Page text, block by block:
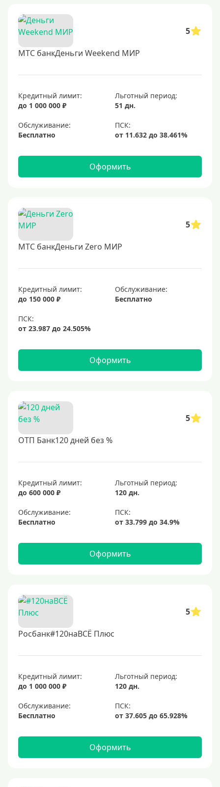
5
МТС банкДеньги Weekend МИР
Кредитный лимит:
до 1 000 000 ₽
Льготный период:
51 дн.
Обслуживание:
Бесплатно
Оформить
5
МТС банкДеньги Zero МИР
Кредитный лимит:
до 150 000 ₽
Обслуживание:
Бесплатно
Оформить
5
ОТП Банк120 дней без %
Кредитный лимит:
до 600 000 ₽
Льготный период:
120 дн.
Обслуживание:
Бесплатно
Оформить
5
Росбанк#120наВСЁ Плюс
Кредитный лимит:
до 1 000 000 ₽
Льготный период:
120 дн.
Обслуживание:
Бесплатно
Оформить